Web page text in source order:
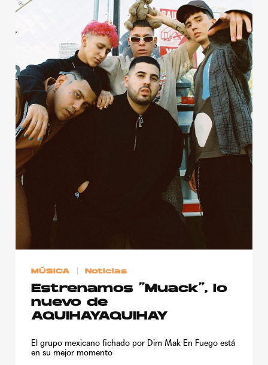
Publicidad
Contacto
Aviso Legal
© 2015-2022 UMOMAG. PROPIEDAD DE UMO agency. TODOS LOS
DERECHOS RESERVADOS.
MÚSICA Noticias
Estrenamos “Muack”, lo
nuevo de
AQUIHAYAQUIHAY
El grupo mexicano fichado por Dim Mak En Fuego está
en su mejor momento